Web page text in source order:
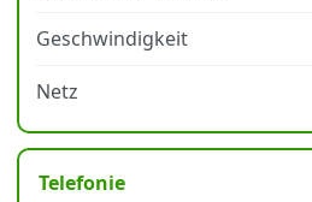
Geschwindigkeit
Netz
Telefonie